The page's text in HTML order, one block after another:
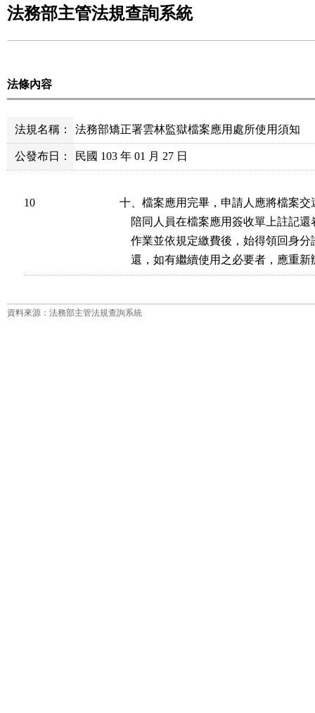
法務部主管法規查詢系統
法條內容
法規名稱： 法務部矯正署雲林監獄檔案應用處所使用須知
公發布日： 民國 103 年 01 月 27 日
10
十、檔案應用完畢，申請人應將檔案
陪同人員在檔案應用簽收單上註記
作業並依規定繳費後，始得領回身
還，如有繼續使用之必要者，應重
資料來源：法務部主管法規查詢系統